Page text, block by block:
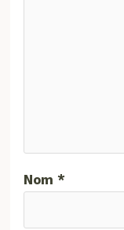
Nom*